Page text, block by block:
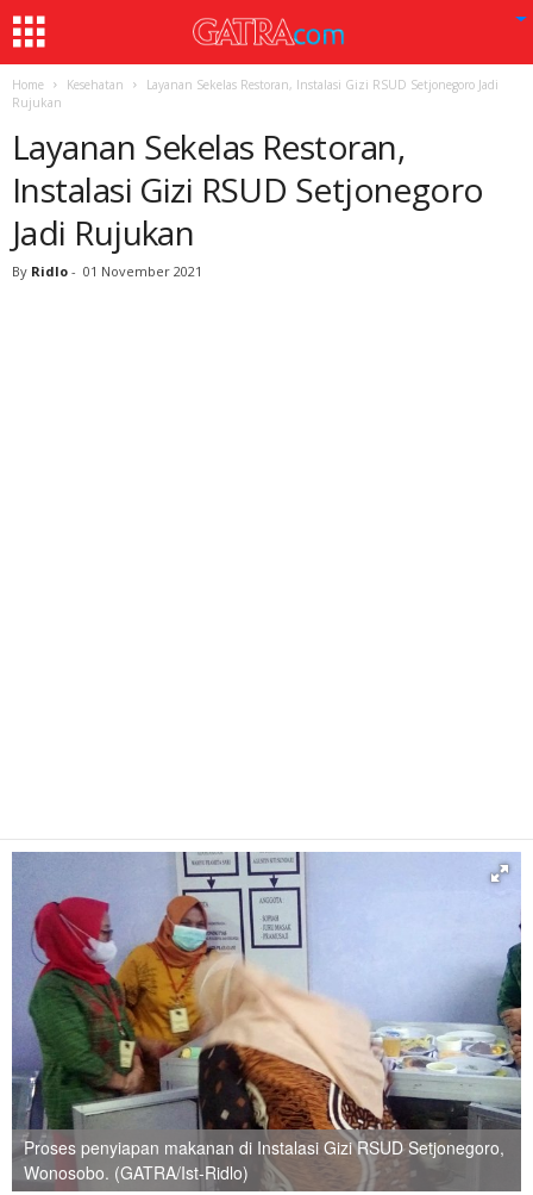
Home Kesehatan
Layanan Sekelas Restoran, Instalasi Gizi RSUD Setjonegoro Jadi
Rujukan
Layanan Sekelas Restoran,
Instalasi Gizi RSUD Setjonegoro
Jadi Rujukan
By Ridlo - 01 November 2021
Proses penyiapan makanan di Instalasi Gizi RSUD Setjonegoro,
Wonosobo. (GATRA/Ist-Ridlo)